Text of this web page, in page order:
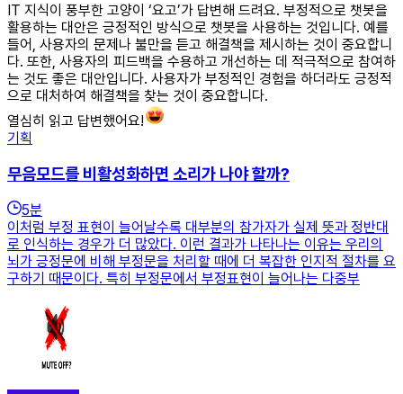
IT 지식이 풍부한 고양이 ‘요고’가 답변해 드려요. 부정적으로 챗봇을
활용하는 대안은 긍정적인 방식으로 챗봇을 사용하는 것입니다. 예를
들어, 사용자의 문제나 불만을 듣고 해결책을 제시하는 것이 중요합니
다. 또한, 사용자의 피드백을 수용하고 개선하는 데 적극적으로 참여하
는 것도 좋은 대안입니다. 사용자가 부정적인 경험을 하더라도 긍정적
으로 대처하여 해결책을 찾는 것이 중요합니다.
열심히 읽고 답변했어요!
기획
무음모드를 비활성화하면 소리가 나야 할까?
5분
이처럼 부정 표현이 늘어날수록 대부분의 참가자가 실제 뜻과 정반대
로 인식하는 경우가 더 많았다. 이런 결과가 나타나는 이유는 우리의
뇌가 긍정문에 비해 부정문을 처리할 때에 더 복잡한 인지적 절차를 요
구하기 때문이다. 특히 부정문에서 부정표현이 늘어나는 다중부